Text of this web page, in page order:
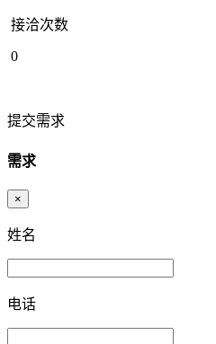
接洽次数
0
提交需求
需求
×
姓名
电话